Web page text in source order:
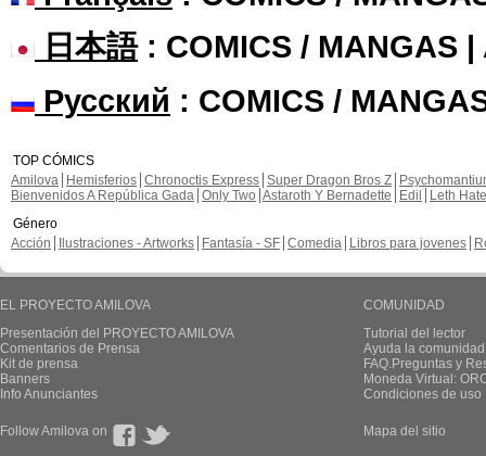
日本語: COMICS / MANGAS |
Русский : COMICS /
TOP CÓMICS
Amilova
Hemisferios Chronoctis Express Super Dragon Bros Z
Bienvenidos A República Gada Only Two Astaroth Y Bernadette Edil
Leth Hate
Género
Acción
Ilustraciones - Artworks Fantasía - SF Comedia Libros para jovenes
EL PROYECTO AMILOVA
Presentación del PROYECTO AMILOVA
Comentarios de Prensa
Kit de prensa
Banners
Info Anunciantes
COMUNIDAD
Tutorial del lector
Ayuda la
FAQ.Preguntas y
Moneda Virtual:
Condiciones de uso
Follow Amilova on Mapa del sitio